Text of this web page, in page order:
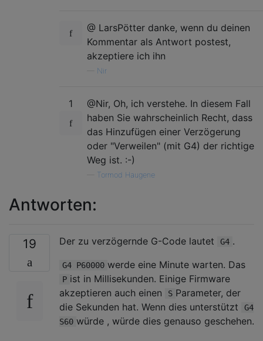
@ LarsPötter danke, wenn du deinen
Kommentar als Antwort postest,
akzeptiere ich ihn
Nir
1
@Nir, Oh, ich verstehe. In diesem Fall
haben Sie wahrscheinlich Recht, dass
das Hinzufügen einer Verzögerung
oder "Verweilen" (mit G4) der richtige
Weg ist. :-)
Tormod Haugene
Antworten:
19 Der zu verzögernde G-Code lautet G4 .
G4 P60000 werde eine Minute warten. Das
P ist in Millisekunden. Einige Firmware
akzeptieren auch einen
S Parameter, der
die Sekunden hat. Wenn dies unterstützt
G4
S60 würde , würde dies genauso geschehen.